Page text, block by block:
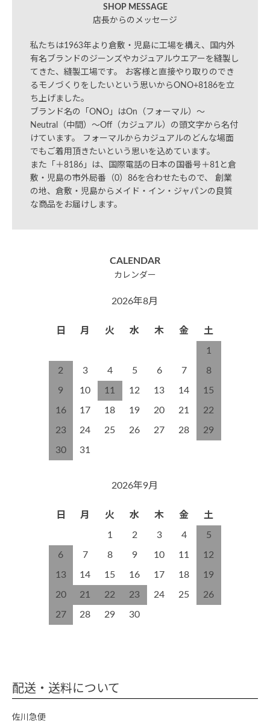
CALENDAR
カレンダー
2026年8月
日 月 火 水 木 金 土
1
2 3 4 5 6 7 8
9 10 11 12 13 14 15
16 17 18 19 20 21 22
23 24 25 26 27 28 29
30 31
2026年9月
日 月 火 水 木 金 土
1 2 3 4 5
6 7 8 9 10 11 12
13 14 15 16 17 18 19
20 21 22 23 24 25 26
27 28 29 30
SHOP MESSAGE
店長からのメッセージ
私たちは1963年より倉敷・児島に工場を構え、国内外
有名ブランドのジーンズやカジュアルウエアーを縫製し
てきた、縫製工場です。 お客様と直接やり取りのでき
るモノづくりをしたいという思いからONO+8186を立
ち上げました。
ブランド名の「ONO」はOn（フォーマル）～
Neutral（中間）～Off（カジュアル）の頭文字から名付
けています。 フォーマルからカジュアルのどんな場面
でもご着用頂きたいという思いを込めています。
また「＋8186」は、国際電話の日本の国番号＋81と倉
敷・児島の市外局番（0）86を合わせたもので、 創業
の地、倉敷・児島からメイド・イン・ジャパンの良質
な商品をお届けします。
配送・送料について
佐川急便